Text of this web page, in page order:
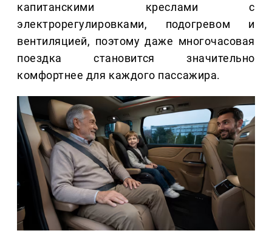
капитанскими креслами с
электрорегулировками, подогревом и
вентиляцией, поэтому даже многочасовая
поездка становится значительно
комфортнее для каждого пассажира.